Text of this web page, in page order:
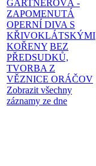
GÄRTNEROVÁ -
ZAPOMENUTÁ
OPERNÍ DIVA S
KŘIVOKLÁTSKÝMI
KOŘENY BEZ
PŘEDSUDKŮ,
TVORBA Z
VĚZNICE ORÁČOV
Zobrazit všechny
záznamy ze dne